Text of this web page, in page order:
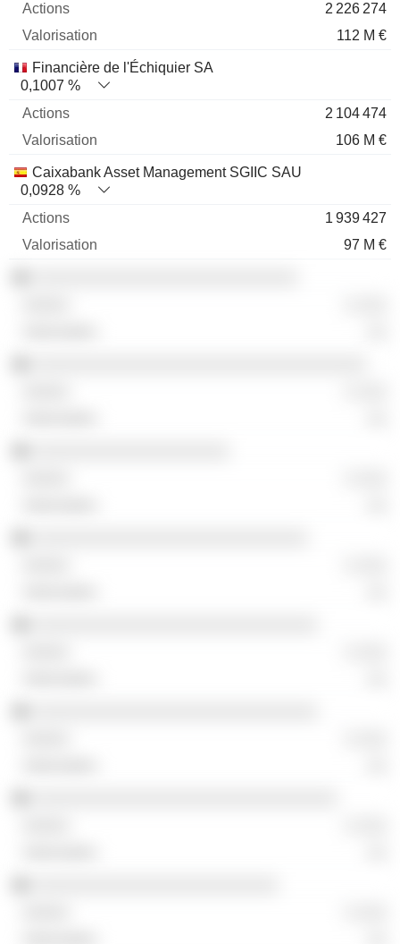
2 226 274
112 M €
Financière de l'Échiquier SA
0,1007 %
2 104 474
106 M €
Caixabank Asset Management SGIIC SAU
0,0928 %
1 939 427
97 M €